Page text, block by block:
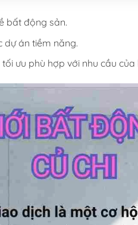
bất động sản.
dự án tiềm năng.
ưu phù hợp với nhu cầu của